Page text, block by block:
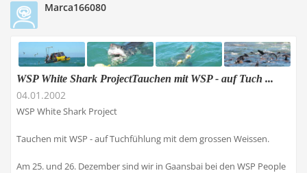
Marca166080
WSP White Shark ProjectTauchen mit WSP - auf Tuch ...
04.01.2002
WSP White Shark Project
Tauchen mit WSP - auf Tuchfühlung mit dem grossen Weissen.
Am 25. und 26. Dezember sind wir in Gaansbai bei den WSP People